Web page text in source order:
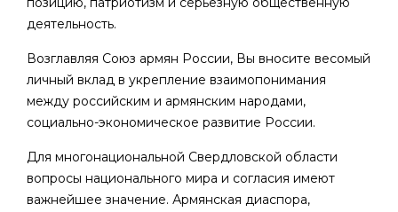
деятельность.
Возглавляя Союз армян России, Вы вносите весомый
личный вклад в укрепление взаимопонимания
между российским и армянским народами,
социально-экономическое развитие России.
Для многонациональной Свердловской области
вопросы национального мира и согласия имеют
важнейшее значение. Армянская диаспора,